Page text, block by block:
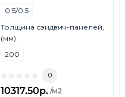
0.5/0.5
Толщина сэндвич-панелей,
(мм)
200
0
10317.50р. /м2